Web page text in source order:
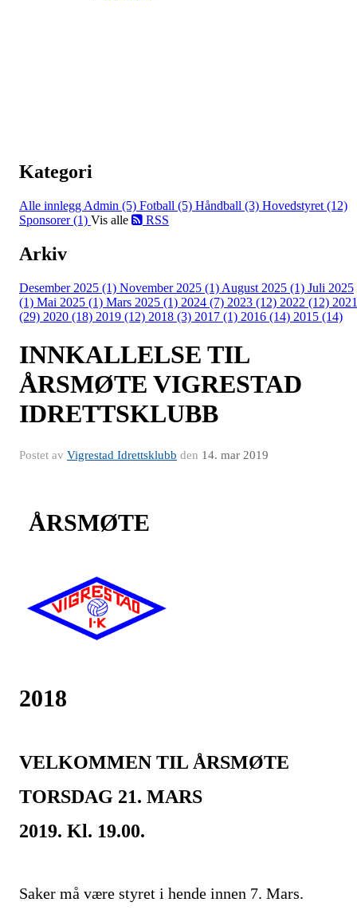
Kategori
Alle innlegg Admin (5) Fotball (5) Håndball (3) Hovedstyret (12)
Sponsorer (1) Vis alle RSS
Arkiv
Desember 2025 (1) November 2025 (1) August 2025 (1) Juli 2025
(1) Mai 2025 (1) Mars 2025 (1) 2024 (7) 2023 (12) 2022 (12) 2021
(29) 2020 (18) 2019 (12) 2018 (3) 2017 (1) 2016 (14) 2015 (14)
INNKALLELSE TIL
ÅRSMØTE VIGRESTAD
IDRETTSKLUBB
Postet av Vigrestad Idrettsklubb den 14. mar 2019
ÅRSMØTE
2018
VELKOMMEN TIL ÅRSMØTE
TORSDAG 21. MARS
2019. Kl. 19.00.
Saker må være styret i hende innen 7. Mars.